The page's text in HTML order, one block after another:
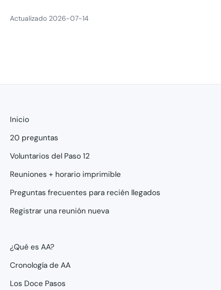
Actualizado 2026-07-14
Inicio
20 preguntas
Voluntarios del Paso 12
Reuniones + horario imprimible
Preguntas frecuentes para recién llegados
Registrar una reunión nueva
¿Qué es AA?
Cronología de AA
Los Doce Pasos